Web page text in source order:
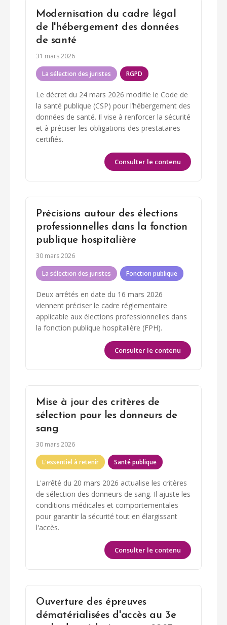
Modernisation du cadre légal
de l'hébergement des données
de santé
31 mars 2026
La sélection des juristes RGPD
Le décret du 24 mars 2026 modifie le Code de
la santé publique (CSP) pour l’hébergement des
données de santé. Il vise à renforcer la sécurité
et à préciser les obligations des prestataires
certifiés.
Consulter le contenu
Précisions autour des élections
professionnelles dans la fonction
publique hospitalière
30 mars 2026
La sélection des juristes Fonction publique
Deux arrêtés en date du 16 mars 2026
viennent préciser le cadre réglementaire
applicable aux élections professionnelles dans
la fonction publique hospitalière (FPH).
Consulter le contenu
Mise à jour des critères de
sélection pour les donneurs de
sang
30 mars 2026
L'essentiel à retenir Santé publique
L'arrêté du 20 mars 2026 actualise les critères
de sélection des donneurs de sang. Il ajuste les
conditions médicales et comportementales
pour garantir la sécurité tout en élargissant
l'accès.
Consulter le contenu
Ouverture des épreuves
dématérialisées d'accès au 3e